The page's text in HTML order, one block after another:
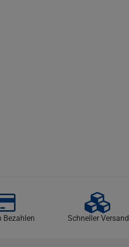
Bezahlen Schneller Versand